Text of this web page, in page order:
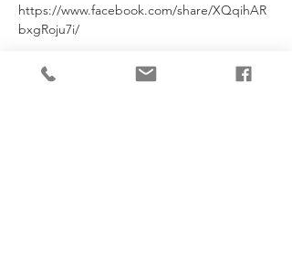
https://www.facebook.com/share/XQqihAR
bxgRoju7i/